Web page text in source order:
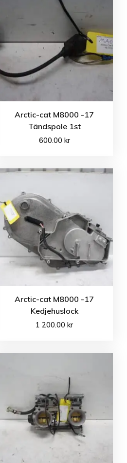
Arctic-cat M8000 -17
Tändspole 1st
600.00 kr
Arctic-cat M8000 -17
Kedjehuslock
1 200.00kr